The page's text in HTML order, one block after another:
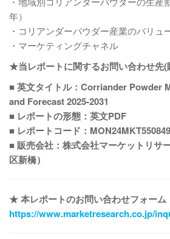
年）
・コリアンダーパウダー産業のバリュ
・マーケティングチャネル
★当レポートに関するお問い合わせ先
■ 英文タイトル：Corriander Powder
and Forecast 2025-2031
■ レポートの形態：英文PDF
■ レポートコード：MON24MKT550849
■ 販売会社：株式会社マーケットリサ
区新橋）
★ 本レポートのお問い合わせフォー
https://www.marketresearch.co.jp/